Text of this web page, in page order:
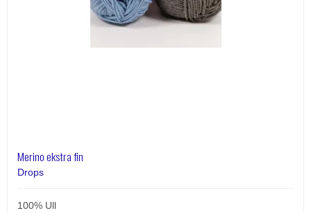
Merino ekstra fin
Drops
100% Ull